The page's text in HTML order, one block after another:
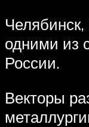
Челябинск,
одними из
России.
Векторы